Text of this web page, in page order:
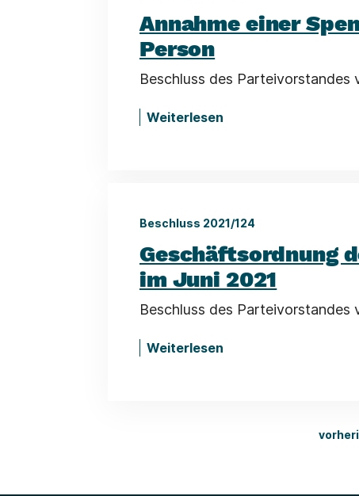
Annahme einer
Person
Beschluss des Parteivorstandes
Weiterlesen
Beschluss 2021/124
Geschäftsordnung
im Juni 2021
Beschluss des Parteivorstandes
Weiterlesen